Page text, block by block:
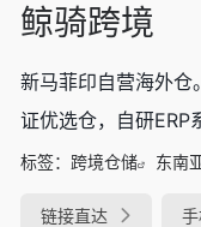
鲸骑跨境
新马菲印自营海外
证优选仓，自研ERP
标签： 跨境仓储 东南
链接直达